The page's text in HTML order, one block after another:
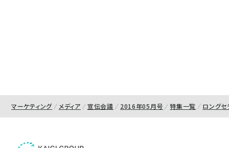
マーケティング メディア 宣伝会議 2016年05月号 特集一覧 ロングセ